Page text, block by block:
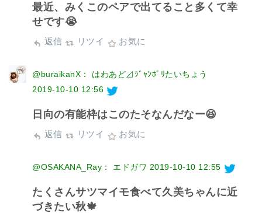
最近、みくこのペアで出てること多くて幸
せです😭
返信 リツイ お気に
@buraikanX： はわあど⊿ｼﾞｬﾝﾎﾞﾘたいちょう
2019-10-10 12:56
日向の有能枠はこのたそなんだなー😆
返信 リツイ お気に
@OSAKANA_Ray： エドガワ 2019-10-10 12:55
たくさんサツマイモ食べて久美ちゃんに近
づきたい秋🍁